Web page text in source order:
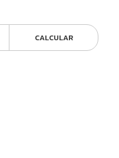
CALCULAR